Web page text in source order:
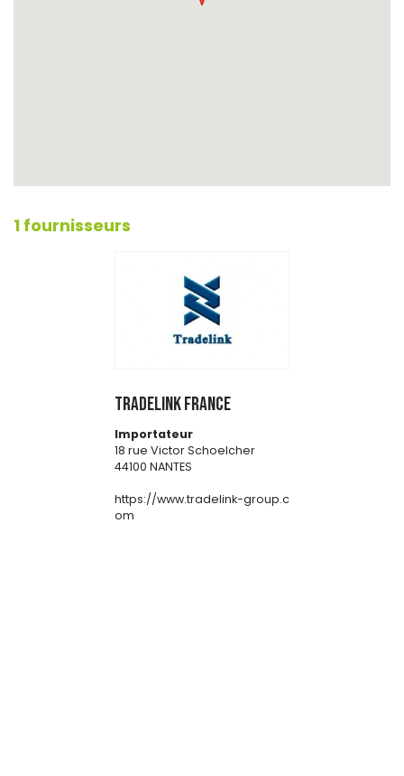
1 fournisseurs
TRADELINK France
Importateur
18 rue Victor Schoelcher
44100 NANTES
https://www.tradelink-group.c
om